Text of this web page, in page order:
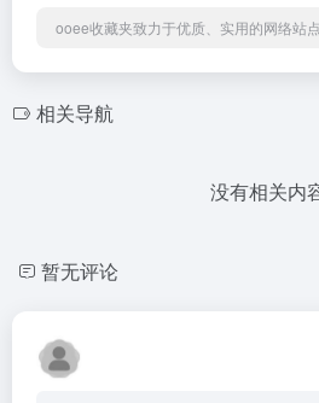
ooee收藏夹致力于优质、实用的网络站
相关导航
没有相关内
暂无评论